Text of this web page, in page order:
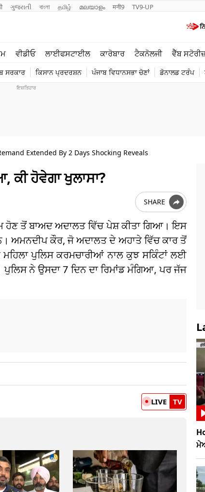
ગુજરાતી বাংলা தமிழ் മലയാളം मनी9 TV9-UP
ਵੀਡੀਓ ਲਾਈਫਸਟਾਈਲ ਕਾਰੋਬਾਰ ਟੈਕਨੋਲਜੀ ਵੈੱਬ
ਸਰਕਾਰ ਕਿਸਾਨ ਪ੍ਰਦਰਸ਼ਨ ਪੰਜਾਬ ਵਿਧਾਨਸਭਾ ਚੋਣਾਂ ਡੋਨਾਲਡ ਟਰੰਪ
ਟੈਕਨੋਲਜੀ
Extended By 2 Days Shocking Reveals
ਕੀ ਹੋਵੇਗਾ ਖੁਲਾਸਾ?
SHARE
ਹੋਣ ਤੋਂ ਬਾਅਦ ਅਦਾਲਤ ਵਿੱਚ ਪੇਸ਼ ਕੀਤਾ ਗਿਆ। ਇਸ
ਅਮਨਦੀਪ ਕੌਰ, ਜੋ ਅਦਾਲਤ ਦੇ ਅਹਾਤੇ ਵਿੱਚ ਕਾਰ ਤੋਂ
ਪੁਲਿਸ ਕਰਮਚਾਰੀਆਂ ਨਾਲ ਕੁਝ ਸਕਿੰਟਾਂ ਲਈ
ਨੇ ਉਸਦਾ 7 ਦਿਨ ਦਾ ਰਿਮਾਂਡ ਮੰਗਿਆ, ਪਰ ਜੱਜ
LIVE TV